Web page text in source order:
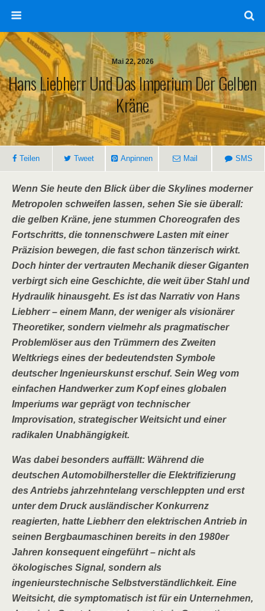
Mai 22, 2026
Hans Liebherr Und Das Imperium Der Gelben
Kräne
Teilen Tweet Anpinnen Mail SMS
Wenn Sie heute den Blick über die Skylines moderner
Metropolen schweifen lassen, sehen Sie sie überall:
die gelben Kräne, jene stummen Choreografen des
Fortschritts, die tonnenschwere Lasten mit einer
Präzision bewegen, die fast schon tänzerisch wirkt.
Doch hinter der vertrauten Mechanik dieser Giganten
verbirgt sich eine Geschichte, die weit über Stahl und
Hydraulik hinausgeht. Es ist das Narrativ von Hans
Liebherr – einem Mann, der weniger als visionärer
Theoretiker, sondern vielmehr als pragmatischer
Problemlöser aus den Trümmern des Zweiten
Weltkriegs eines der bedeutendsten Symbole
deutscher Ingenieurskunst erschuf. Sein Weg vom
einfachen Handwerker zum Kopf eines globalen
Imperiums war geprägt von technischer
Improvisation, strategischer Weitsicht und einer
radikalen Unabhängigkeit.
Was dabei besonders auffällt: Während die
deutschen Automobilhersteller die Elektrifizierung
des Antriebs jahrzehntelang verschleppten und erst
unter dem Druck ausländischer Konkurrenz
reagierten, hatte Liebherr den elektrischen Antrieb in
seinen Bergbaumaschinen bereits in den 1980er
Jahren konsequent eingeführt – nicht als
ökologisches Signal, sondern als
ingenieurstechnische Selbstverständlichkeit. Eine
Weitsicht, die symptomatisch ist für ein Unternehmen,